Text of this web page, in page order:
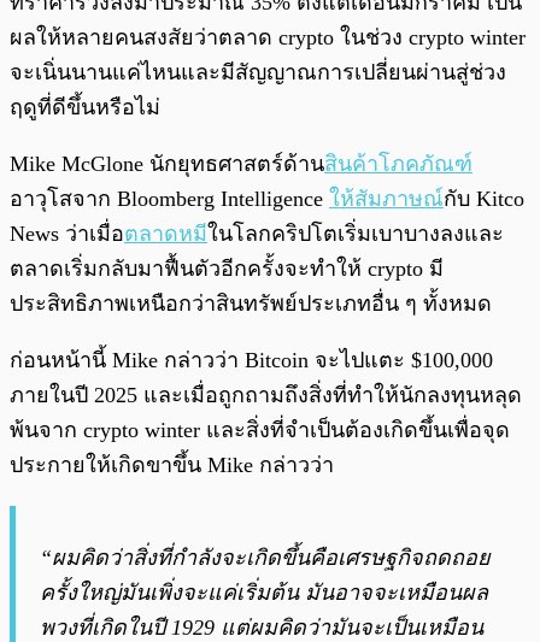
ผลให้หลายคนสงสัยว่าตลาด crypto ในช่วง crypto winter
จะเนิ่นนานแค่ไหนและมีสัญญาณการเปลี่ยนผ่านสู่ช่วง
ฤดูที่ดีขึ้นหรือไม่
Mike McGlone นักยุทธศาสตร์ด้านสินค้าโภคภัณฑ์
อาวุโสจาก Bloomberg Intelligence ให้สัมภาษณ์กับ Kitco
News ว่าเมื่อตลาดหมีในโลกคริปโตเริ่มเบาบางลงและ
ตลาดเริ่มกลับมาฟื้นตัวอีกครั้งจะทำให้ crypto มี
ประสิทธิภาพเหนือกว่าสินทรัพย์ประเภทอื่น ๆ ทั้งหมด
ก่อนหน้านี้ Mike กล่าวว่า Bitcoin จะไปแตะ $100,000
ภายในปี 2025 และเมื่อถูกถามถึงสิ่งที่ทำให้นักลงทุนหลุด
พ้นจาก crypto winter และสิ่งที่จำเป็นต้องเกิดขึ้นเพื่อจุด
ประกายให้เกิดขาขึ้น Mike กล่าวว่า
“ผมคิดว่าสิ่งที่กำลังจะเกิดขึ้นคือเศรษฐกิจถดถอย
ครั้งใหญ่มันเพิ่งจะแค่เริ่มต้น มันอาจจะเหมือนผล
พวงที่เกิดในปี 1929 แต่ผมคิดว่ามันจะเป็นเหมือน